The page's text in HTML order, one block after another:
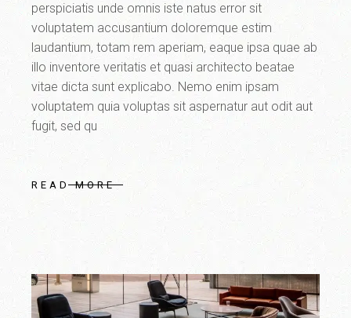
perspiciatis unde omnis iste natus error sit
voluptatem accusantium doloremque estim
laudantium, totam rem aperiam, eaque ipsa quae ab
illo inventore veritatis et quasi architecto beatae
vitae dicta sunt explicabo. Nemo enim ipsam
voluptatem quia voluptas sit aspernatur aut odit aut
fugit, sed qu
READ MORE